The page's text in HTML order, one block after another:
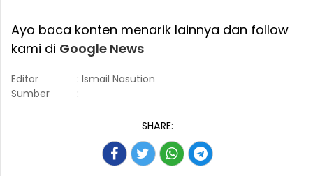
Ayo baca konten menarik lainnya dan follow
kami di Google News
Editor
: Ismail Nasution
Sumber
:
SHARE: